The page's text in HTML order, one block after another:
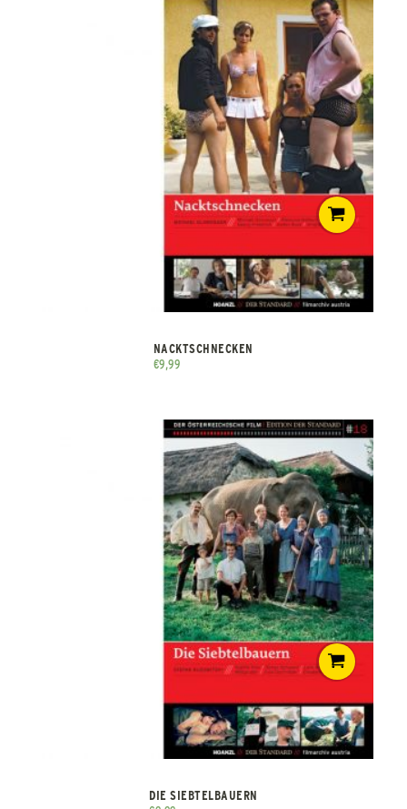
NACKTSCHNECKEN
€9,99
DIE SIEBTELBAUERN